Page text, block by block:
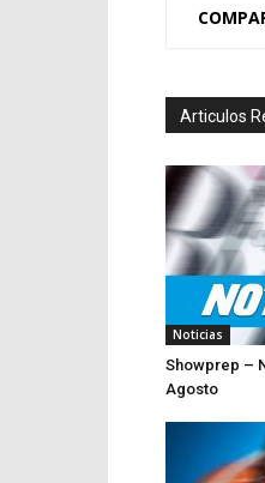
Articulos
Noticias
Showprep –